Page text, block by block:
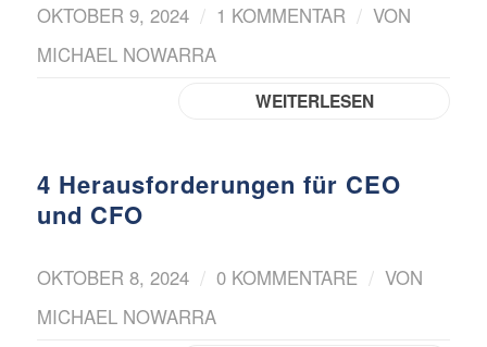
OKTOBER 9, 2024 / 1 KOMMENTAR / VON
MICHAEL NOWARRA
WEITERLESEN
4 Herausforderungen für CEO
und CFO
OKTOBER 8, 2024 / 0 KOMMENTARE / VON
MICHAEL NOWARRA